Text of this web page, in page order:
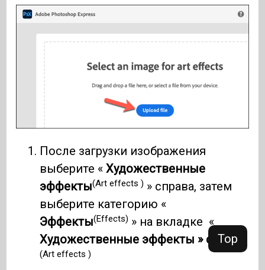
Top
После загрузки изображения
выберите «Художественные
эффекты(Art effects ) » справа, затем
выберите категорию «
Эффекты(Effects) » на вкладке «
Художественные эффекты » справа.
(Art effects )